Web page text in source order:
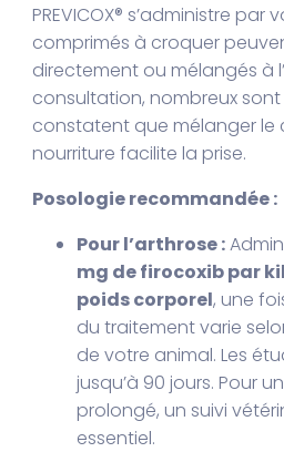
PREVICOX® s’administre par
comprimés à croquer
directement ou mélangés à
consultation, nombreux
constatent que mélanger le
nourriture facilite la prise.
Posologie recommandée :
Pour l’arthrose :
mg de firocoxib par
poids corporel, une
du traitement varie
de votre animal. Les
jusqu’à 90 jours. Pour
prolongé, un suivi
essentiel.